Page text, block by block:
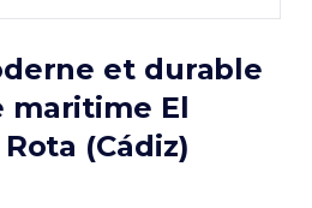
et durable
maritime El
(Cádiz)